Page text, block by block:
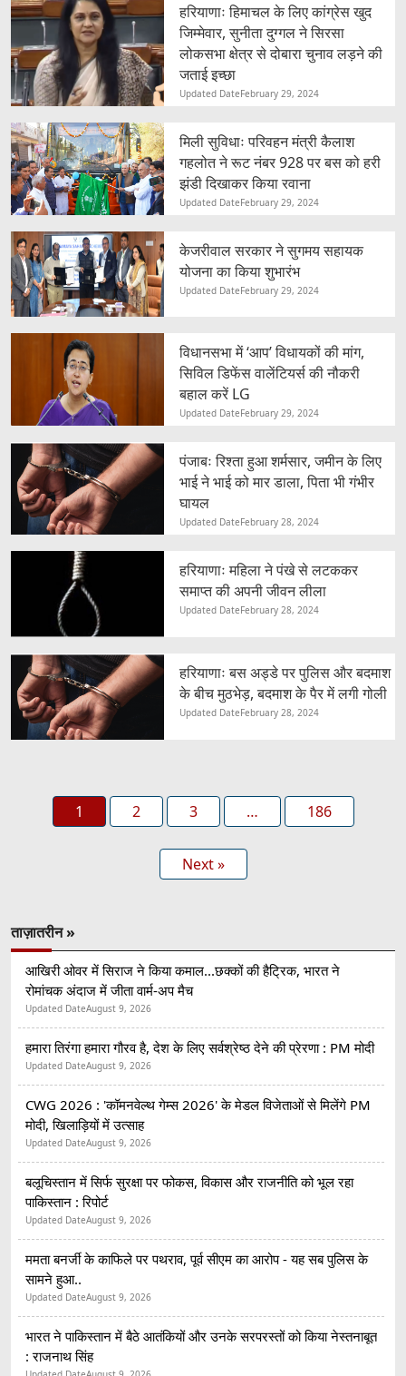
हरियाणाः हिमाचल के लिए कांग्रेस खुद
जिम्मेवार, सुनीता दुग्गल ने सिरसा
लोकसभा क्षेत्र से दोबारा चुनाव लड़ने की
जताई इच्छा
Updated DateFebruary 29, 2024
मिली सुविधाः परिवहन मंत्री कैलाश
गहलोत ने रूट नंबर 928 पर बस को हरी
झंडी दिखाकर किया रवाना
Updated DateFebruary 29, 2024
केजरीवाल सरकार ने सुगमय सहायक
योजना का किया शुभारंभ
Updated DateFebruary 29, 2024
विधानसभा में ‘आप’ विधायकों की मांग,
सिविल डिफेंस वालेंटियर्स की नौकरी
बहाल करें LG
Updated DateFebruary 29, 2024
पंजाबः रिश्ता हुआ शर्मसार, जमीन के लिए
भाई ने भाई को मार डाला, पिता भी गंभीर
घायल
Updated DateFebruary 28, 2024
हरियाणाः महिला ने पंखे से लटककर
समाप्त की अपनी जीवन लीला
Updated DateFebruary 28, 2024
हरियाणाः बस अड्डे पर पुलिस और बदमाश
के बीच मुठभेड़, बदमाश के पैर में लगी गोली
Updated DateFebruary 28, 2024
1 2 3 … 186
Next »
ताज़ातरीन »
आखिरी ओवर में सिराज ने किया कमाल...छक्कों की हैट्रिक, भारत ने
रोमांचक अंदाज में जीता वार्म-अप मैच
Updated DateAugust 9, 2026
हमारा तिरंगा हमारा गौरव है, देश के लिए सर्वश्रेष्ठ देने की प्रेरणा : PM मोदी
Updated DateAugust 9, 2026
CWG 2026 : 'कॉमनवेल्थ गेम्स 2026' के मेडल विजेताओं से मिलेंगे PM
मोदी, खिलाड़ियों में उत्साह
Updated DateAugust 9, 2026
बलूचिस्तान में सिर्फ सुरक्षा पर फोकस, विकास और राजनीति को भूल रहा
पाकिस्तान : रिपोर्ट
Updated DateAugust 9, 2026
ममता बनर्जी के काफिले पर पथराव, पूर्व सीएम का आरोप - यह सब पुलिस के
सामने हुआ..
Updated DateAugust 9, 2026
भारत ने पाकिस्तान में बैठे आतंकियों और उनके सरपरस्तों को किया नेस्तनाबूत
: राजनाथ सिंह